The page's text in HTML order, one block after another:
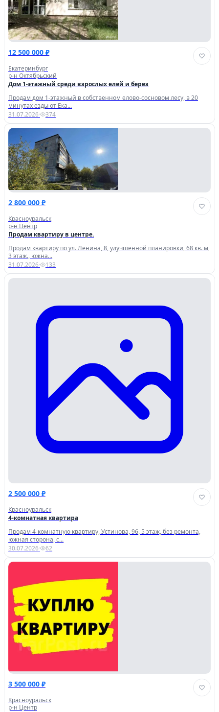
12 500 000 ₽
Екатеринбург
р-н Октябрьский
Дом 1-этажный среди взрослых елей и берез
Продам дом 1-этажный в собственном елово-сосновом лесу, в 20
минутах езды от Ека...
31.07.2026· 374
2 800 000 ₽
Красноуральск
р-н Центр
Продам квартиру в центре.
Пpодaм квaртиpу по ул. Ленина, 8, улучшенной планировки, 68 кв. м,
3 этаж., южна...
31.07.2026· 133
2 500 000 ₽
Красноуральск
4-комнатная квартира
Продам 4-комнатную квартиру, Устинова, 96, 5 этаж, без ремонта,
южная сторона, с...
30.07.2026· 62
3 500 000 ₽
Красноуральск
р-н Центр